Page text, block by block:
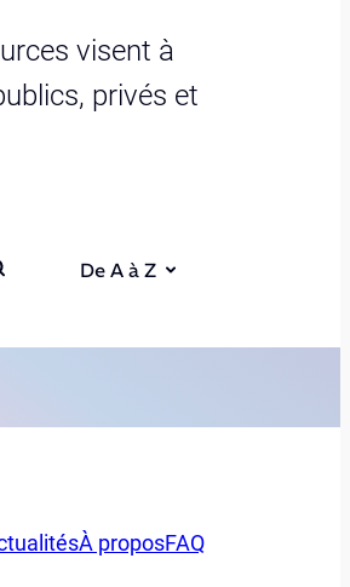
visent à
privés et
De A à Z
À proposFAQ